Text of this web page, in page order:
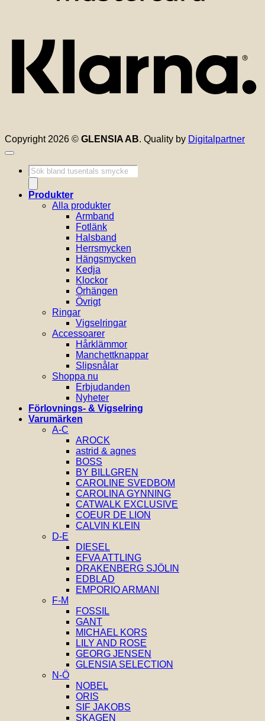
Copyright 2026 © GLENSIA AB. Quality by Digitalpartner
Produktsökning
Produkter
Alla produkter
Armband
Fotlänk
Halsband
Herrsmycken
Hängsmycken
Kedja
Klockor
Örhängen
Övrigt
Ringar
Vigselringar
Accessoarer
Hårklämmor
Manchettknappar
Slipsnålar
Shoppa nu
Erbjudanden
Nyheter
Förlovnings- & Vigselring
Varumärken
A-C
AROCK
astrid & agnes
BOSS
BY BILLGREN
CAROLINE SVEDBOM
CAROLINA GYNNING
CATWALK EXCLUSIVE
COEUR DE LION
CALVIN KLEIN
D-E
DIESEL
EFVA ATTLING
DRAKENBERG SJÖLIN
EDBLAD
EMPORIO ARMANI
F-M
FOSSIL
GANT
MICHAEL KORS
LILY AND ROSE
GEORG JENSEN
GLENSIA SELECTION
N-Ö
NOBEL
ORIS
SIF JAKOBS
SKAGEN